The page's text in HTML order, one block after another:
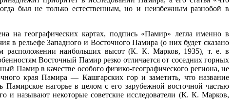
был не только естественным, но и неизбежным разнобой в
на географических картах, подпись «Памир» легла именно в
в рельефе Западного и Восточного Памира (о них будет сказано
расположении наибольших высот (К. К. Марков, 1935), т. е. в
Восточный Памир резко отличается от соседних горных
Памир в качестве особого физико-географического региона, не
края Памира — Кашгарских гор и заметить, что название
нагорье в целом с его зарубежной восточной частью
и называют некоторые советские исследователи (К. К. Марков,